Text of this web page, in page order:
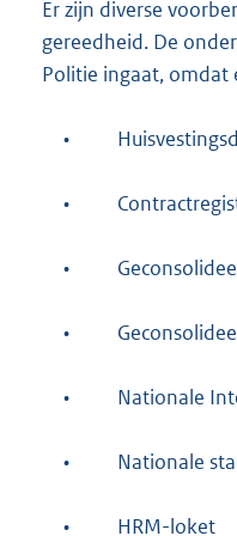
Er zijn diverse
gereedheid. De
Politie ingaat, omdat
•
•
•
•
• Nationale
• Nationale
• HRM-loket